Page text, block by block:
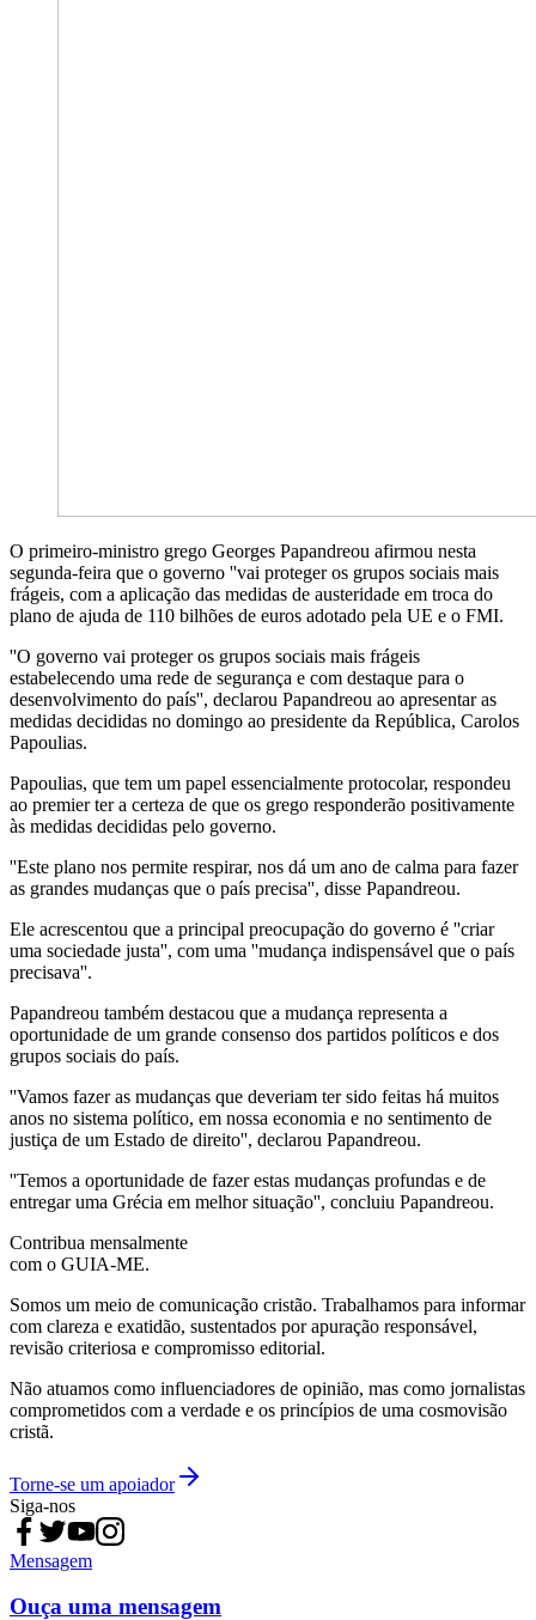
O primeiro-ministro grego Georges Papandreou afirmou nesta
segunda-feira que o governo ''vai proteger os grupos sociais mais
frágeis, com a aplicação das medidas de austeridade em troca do
plano de ajuda de 110 bilhões de euros adotado pela UE e o FMI.
''O governo vai proteger os grupos sociais mais frágeis
estabelecendo uma rede de segurança e com destaque para o
desenvolvimento do país'', declarou Papandreou ao apresentar as
medidas decididas no domingo ao presidente da República, Carolos
Papoulias.
Papoulias, que tem um papel essencialmente protocolar, respondeu
ao premier ter a certeza de que os grego responderão positivamente
às medidas decididas pelo governo.
''Este plano nos permite respirar, nos dá um ano de calma para fazer
as grandes mudanças que o país precisa'', disse Papandreou.
Ele acrescentou que a principal preocupação do governo é ''criar
uma sociedade justa'', com uma ''mudança indispensável que o país
precisava''.
Papandreou também destacou que a mudança representa a
oportunidade de um grande consenso dos partidos políticos e dos
grupos sociais do país.
''Vamos fazer as mudanças que deveriam ter sido feitas há muitos
anos no sistema político, em nossa economia e no sentimento de
justiça de um Estado de direito'', declarou Papandreou.
''Temos a oportunidade de fazer estas mudanças profundas e de
entregar uma Grécia em melhor situação'', concluiu Papandreou.
Contribua mensalmente
com o GUIA-ME.
Somos um meio de comunicação cristão. Trabalhamos para informar
com clareza e exatidão, sustentados por apuração responsável,
revisão criteriosa e compromisso editorial.
Não atuamos como influenciadores de opinião, mas como jornalistas
comprometidos com a verdade e os princípios de uma cosmovisão
cristã.
Torne-se um apoiador
Siga-nos
Mensagem
Ouça uma mensagem